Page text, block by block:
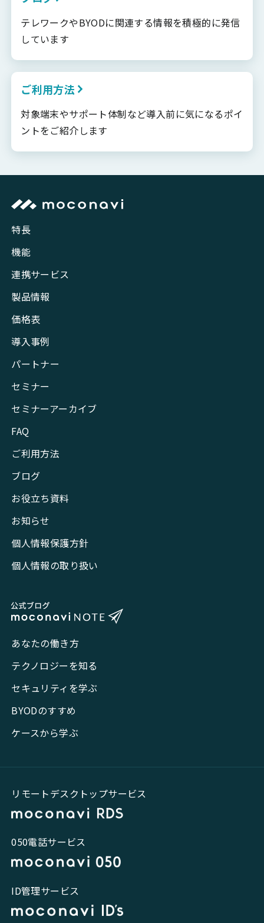
テレワークやBYODに関連する情報を積極的に発信
しています
ご利用方法
対象端末やサポート体制など導入前に気になるポイ
ントをご紹介します
特長
機能
連携サービス
製品情報
価格表
導入事例
パートナー
セミナー
セミナーアーカイブ
FAQ
ご利用方法
ブログ
お役立ち資料
お知らせ
個人情報保護方針
個人情報の取り扱い
あなたの働き方
テクノロジーを知る
セキュリティを学ぶ
BYODのすすめ
ケースから学ぶ
リモートデスクトップサービス
050電話サービス
ID管理サービス